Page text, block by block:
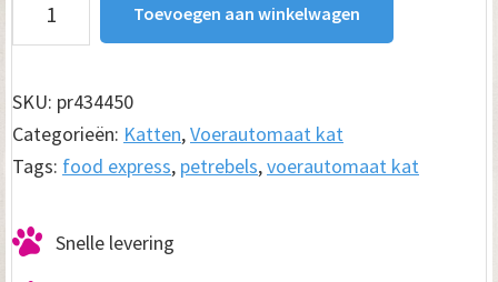
Petrebels
Express
515
Zwart
Toevoegen aan winkelwagen
SKU: pr434450
Categorieën: Katten,Voerautomaat kat
Tags: food express, petrebels,voerautomaat kat
Snelle levering